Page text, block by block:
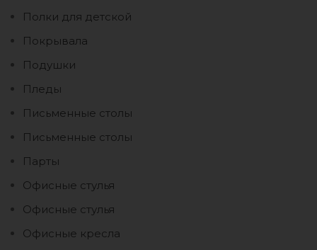
Полки для детской
Покрывала
Подушки
Пледы
Письменные столы
Письменные столы
Парты
Офисные стулья
Офисные стулья
Офисные кресла